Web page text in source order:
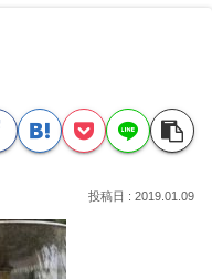
2019.01.09